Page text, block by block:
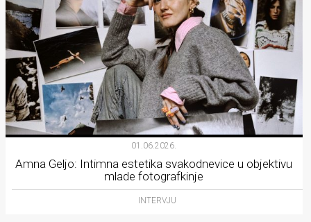
01.06.2026.
Amna Geljo: Intimna estetika svakodnevice u objektivu
mlade fotografkinje
INTERVJU